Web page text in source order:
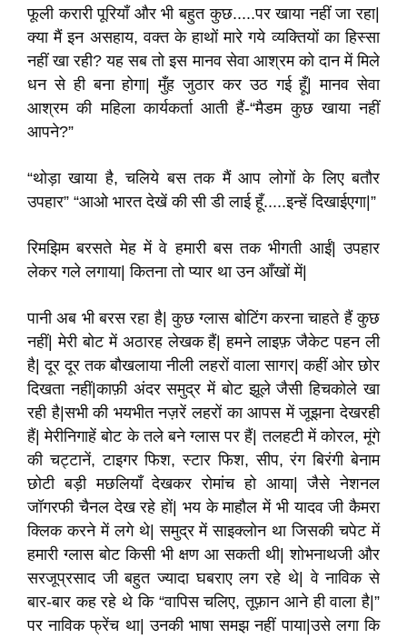
फूली करारी पूरियाँ और भी बहुत कुछ.....पर खाया नहीं जा रहा|
क्या मैं इन असहाय, वक्त के हाथों मारे गये व्यक्तियों का हिस्सा
नहीं खा रही? यह सब तो इस मानव सेवा आश्रम को दान में मिले
धन से ही बना होगा| मुँह जुठार कर उठ गई हूँ| मानव सेवा
आश्रम की महिला कार्यकर्ता आती हैं-“मैडम कुछ खाया नहीं
आपने?”
“थोड़ा खाया है, चलिये बस तक मैं आप लोगों के लिए बतौर
उपहार” “आओ भारत देखें की सी डी लाई हूँ.....इन्हें दिखाईएगा|”
रिमझिम बरसते मेह में वे हमारी बस तक भीगती आईं| उपहार
लेकर गले लगाया| कितना तो प्यार था उन आँखों में|
पानी अब भी बरस रहा है| कुछ ग्लास बोटिंग करना चाहते हैं कुछ
नहीं| मेरी बोट में अठारह लेखक हैं| हमने लाइफ़ जैकेट पहन ली
है| दूर दूर तक बौखलाया नीली लहरों वाला सागर| कहीं ओर छोर
दिखता नहीं|काफ़ी अंदर समुद्र में बोट झूले जैसी हिचकोले खा
रही है|सभी की भयभीत नज़रें लहरों का आपस में जूझना देखरही
हैं| मेरीनिगाहें बोट के तले बने ग्लास पर हैं| तलहटी में कोरल, मूंगे
की चट्टानें, टाइगर फिश, स्टार फिश, सीप, रंग बिरंगी बेनाम
छोटी बड़ी मछलियाँ देखकर रोमांच हो आया| जैसे नेशनल
जॉगरफी चैनल देख रहे हों| भय के माहौल में भी यादव जी कैमरा
क्लिक करने में लगे थे| समुद्र में साइक्लोन था जिसकी चपेट में
हमारी ग्लास बोट किसी भी क्षण आ सकती थी| शोभनाथजी और
सरजूप्रसाद जी बहुत ज्यादा घबराए लग रहे थे| वे नाविक से
बार-बार कह रहे थे कि “वापिस चलिए, तूफ़ान आने ही वाला है|”
पर नाविक फ्रेंच था| उनकी भाषा समझ नहीं पाया|उसे लगा कि